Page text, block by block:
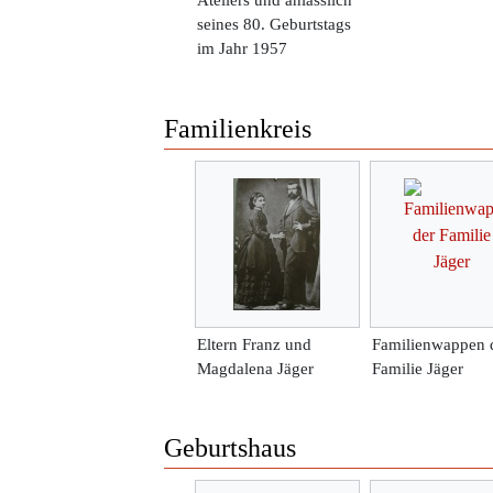
seines 80. Geburtstags
im Jahr 1957
Familienkreis
Eltern Franz und
Magdalena Jäger
Familienwappen
Familie Jäger
Geburtshaus